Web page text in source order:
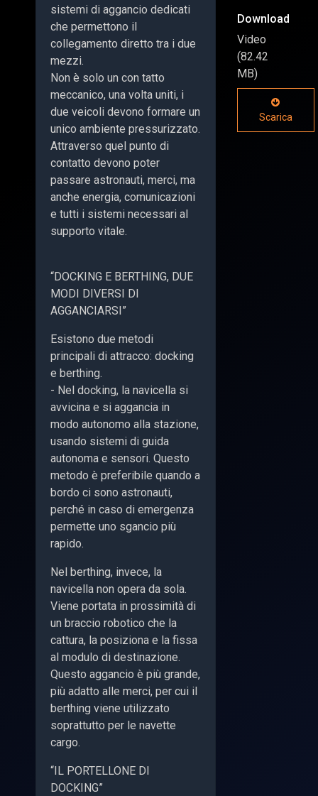
sistemi di aggancio dedicati
che permettono il
collegamento diretto tra i due
mezzi.
Non è solo un con tatto
meccanico, una volta uniti, i
due veicoli devono formare un
unico ambiente pressurizzato.
Attraverso quel punto di
contatto devono poter
passare astronauti, merci, ma
anche energia, comunicazioni
e tutti i sistemi necessari al
supporto vitale.
“DOCKING E BERTHING, DUE
MODI DIVERSI DI
AGGANCIARSI”
Esistono due metodi
principali di attracco: docking
e berthing.
- Nel docking, la navicella si
avvicina e si aggancia in
modo autonomo alla stazione,
usando sistemi di guida
autonoma e sensori. Questo
metodo è preferibile quando a
bordo ci sono astronauti,
perché in caso di emergenza
permette uno sgancio più
rapido.
Nel berthing, invece, la
navicella non opera da sola.
Viene portata in prossimità di
un braccio robotico che la
cattura, la posiziona e la fissa
al modulo di destinazione.
Questo aggancio è più grande,
più adatto alle merci, per cui il
berthing viene utilizzato
soprattutto per le navette
cargo.
“IL PORTELLONE DI
DOCKING”
Download
Video
(82.42
MB)
Scarica